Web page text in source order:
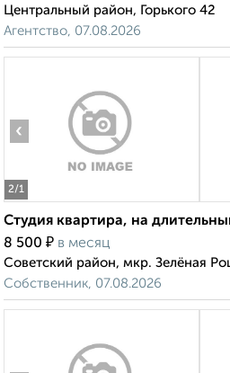
Центральный район, Горького 42
Агентство, 07.08.2026
2/1
‹
Студия квартира, на
8 500 ₽ в месяц
Советский район, мкр. Зелёная
Собственник, 07.08.2026